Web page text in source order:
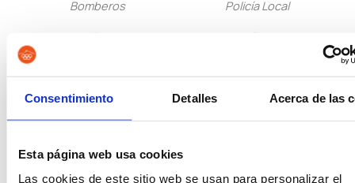
Consentimiento Detalles Acerca de las
Esta página web usa cookies
Las cookies de este sitio web se usan para personalizar el
Bomberos Policía Local
Policía Nacional Escala
Básica
Policía Nacional Escala
Ejecutiva